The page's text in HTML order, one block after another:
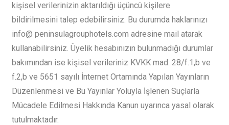
kişisel verilerinizin aktarıldığı üçüncü kişilere
bildirilmesini talep edebilirsiniz. Bu durumda haklarınızı
info@ peninsulagrouphotels.com adresine mail atarak
kullanabilirsiniz. Üyelik hesabınızın bulunmadığı durumlar
bakımından ise kişisel verileriniz KVKK mad. 28/f.1,b ve
f.2,b ve 5651 sayılı İnternet Ortamında Yapılan Yayınların
Düzenlenmesi ve Bu Yayınlar Yoluyla İşlenen Suçlarla
Mücadele Edilmesi Hakkında Kanun uyarınca yasal olarak
tutulmaktadır.